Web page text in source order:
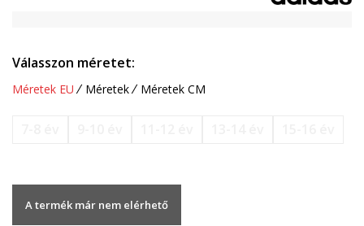
Válasszon méretet:
Méretek EU Méretek Méretek CM
A termék már nem elérhető